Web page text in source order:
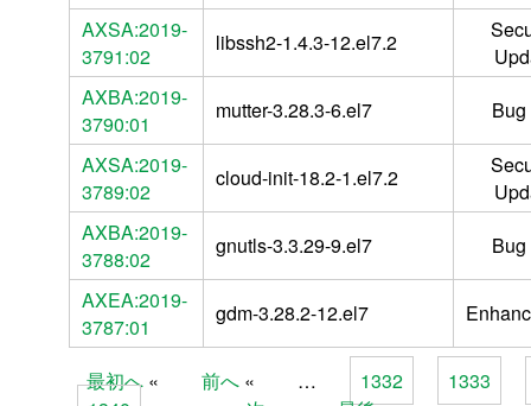
AXSA:2019-
3791:02
libssh2-1.4.3-12.el7.2
AXBA:2019-
3790:01
mutter-3.28.3-6.el7
AXSA:2019-
3789:02
cloud-init-18.2-1.el7.2
AXBA:2019-
3788:02
gnutls-3.3.29-9.el7
AXEA:2019-
3787:01
gdm-3.28.2-12.el7
最初へ 前へ … 1332
1333